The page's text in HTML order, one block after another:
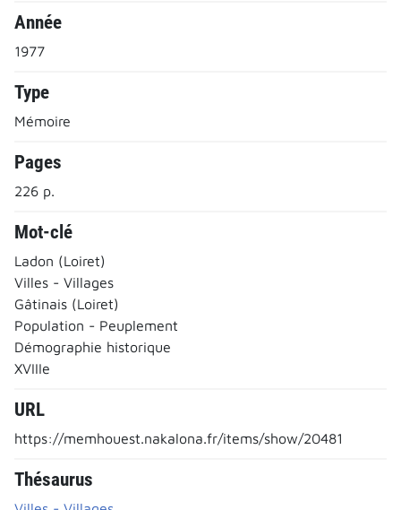
Année
1977
Type
Mémoire
Pages
226 p.
Mot-clé
Ladon (Loiret)
Villes - Villages
Gâtinais (Loiret)
Population - Peuplement
Démographie historique
XVIIIe
URL
https://memhouest.nakalona.fr/items/show/20481
Thésaurus